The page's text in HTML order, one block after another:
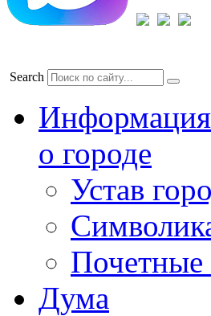
Search
Информация
о городе
Устав
Почетные
Дума